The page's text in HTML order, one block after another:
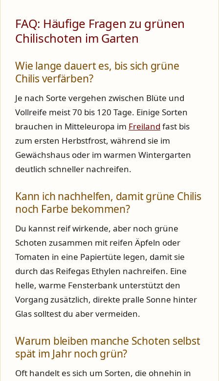
FAQ: Häufige Fragen zu grünen
Chilischoten im Garten
Wie lange dauert es, bis sich grüne
Chilis verfärben?
Je nach Sorte vergehen zwischen Blüte und
Vollreife meist 70 bis 120 Tage. Einige Sorten
brauchen in Mitteleuropa im Freiland fast bis
zum ersten Herbstfrost, während sie im
Gewächshaus oder im warmen Wintergarten
deutlich schneller nachreifen.
Kann ich nachhelfen, damit grüne Chilis
noch Farbe bekommen?
Du kannst reif wirkende, aber noch grüne
Schoten zusammen mit reifen Äpfeln oder
Tomaten in eine Papiertüte legen, damit sie
durch das Reifegas Ethylen nachreifen. Eine
helle, warme Fensterbank unterstützt den
Vorgang zusätzlich, direkte pralle Sonne hinter
Glas solltest du aber vermeiden.
Warum bleiben manche Schoten selbst
spät im Jahr noch grün?
Oft handelt es sich um Sorten, die ohnehin in